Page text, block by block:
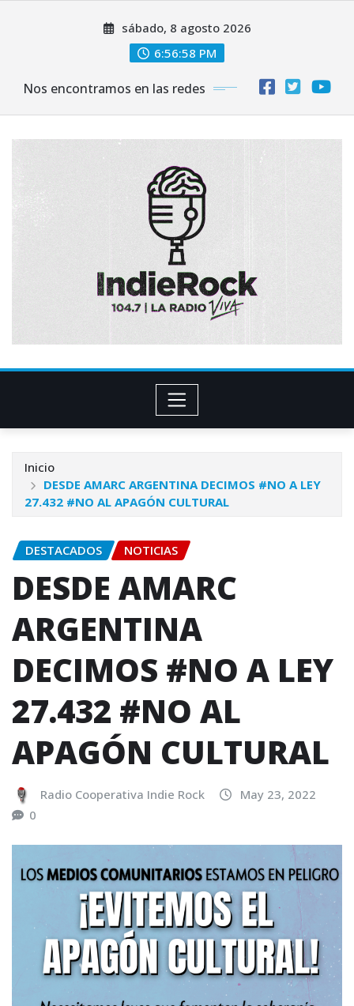
sábado, 8 agosto 2026
6:57:00 PM
Nos encontramos en las redes
Inicio
DESDE AMARC ARGENTINA DECIMOS #NO A LEY
27.432 #NO AL APAGÓN CULTURAL
DESTACADOS NOTICIAS
DESDE AMARC
ARGENTINA
DECIMOS #NO A LEY
27.432 #NO AL
APAGÓN CULTURAL
Radio Cooperativa Indie Rock
May 23, 2022
0